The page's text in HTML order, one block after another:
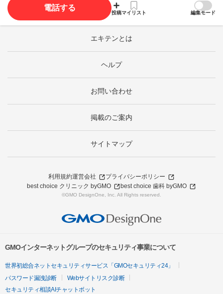
電話する
投稿マイリスト 編集モード
エキテンとは
ヘルプ
お問い合わせ
掲載のご案内
サイトマップ
利用規約運営会社
プライバシーポリシー
best choice クリニック byGMO
best choice 歯科 byGMO
©GMO DesignOne, Inc. All Rights reserved.
GMOインターネットグループのセキュリティ事業について
世界初総合ネットセキュリティサービス「GMOセキュリティ24」
パスワード漏洩診断
Webサイトリスク診断
セキュリティ相談AIチャットボット